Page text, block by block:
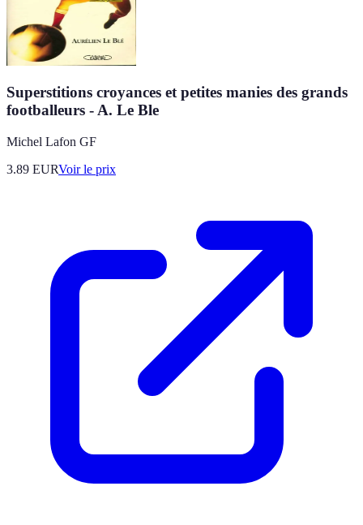
Superstitions croyances et petites manies des grands
footballeurs - A. Le Ble
Michel Lafon GF
3.89 EURVoir le prix